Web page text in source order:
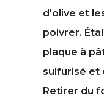
d'olive et
poivrer.
plaque à
sulfurisé et
Retirer du